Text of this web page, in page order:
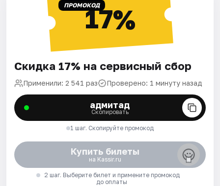
ПРОМОКОД17%
Скидка 17% на сервисный сбор
Применили: 2 541 раз Проверено: 1 минуту назад
адмитад
Скопировать
1 шаг. Скопируйте промокод
Купить билеты
на Kassir.ru
2 шаг. Выберите билет и примените промокод
до оплаты